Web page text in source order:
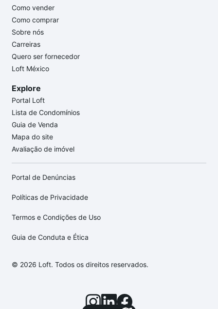
Como vender
Como comprar
Sobre nós
Carreiras
Quero ser fornecedor
Loft México
Explore
Portal Loft
Lista de Condomínios
Guia de Venda
Mapa do site
Avaliação de imóvel
Portal de Denúncias
Políticas de Privacidade
Termos e Condições de Uso
Guia de Conduta e Ética
© 2026 Loft. Todos os direitos reservados.